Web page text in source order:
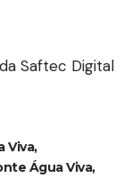
Saftec Digital
Viva
Água Viva